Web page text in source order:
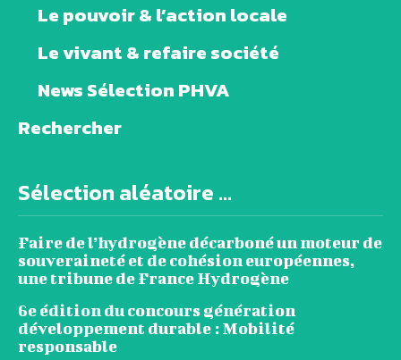
Le pouvoir & l’action locale
Le vivant & refaire société
News Sélection PHVA
Rechercher
Sélection aléatoire ...
Faire de l’hydrogène décarboné un moteur de
souveraineté et de cohésion européennes,
une tribune de France Hydrogène
6e édition du concours génération
développement durable : Mobilité
responsable